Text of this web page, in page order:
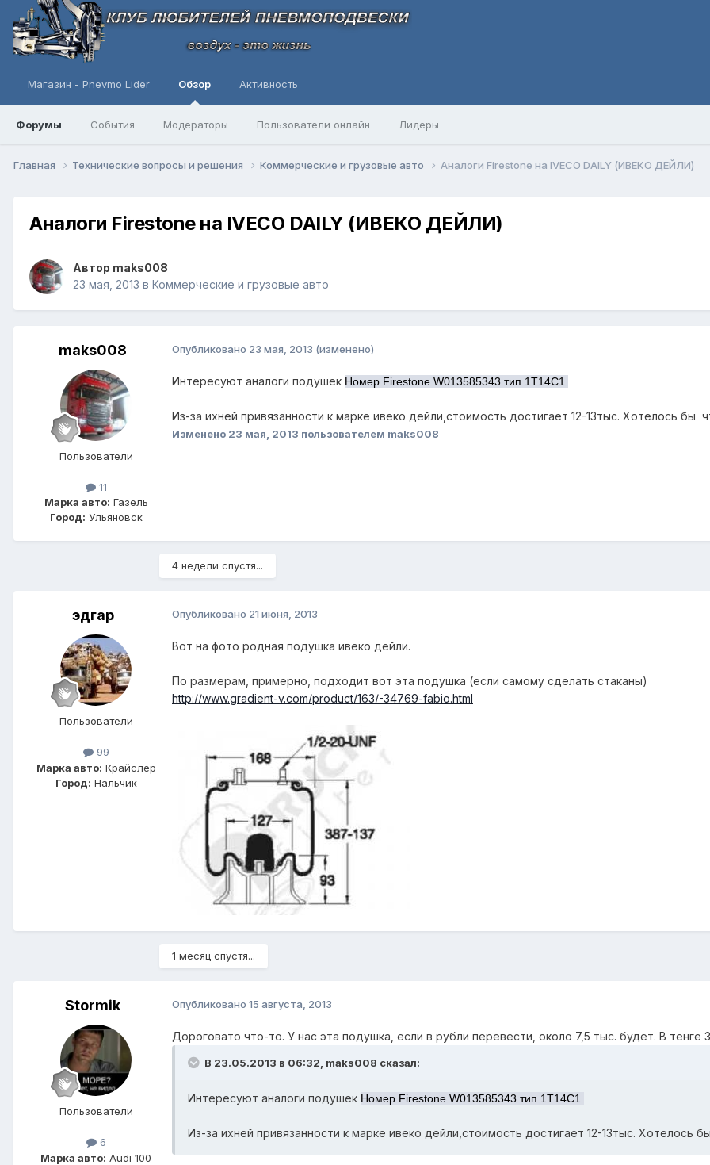
Магазин - Pnevmo Lider Обзор
Форумы События Модераторы Пользователи онлайн Лидеры
Активность
Главная Технические вопросы и решения Коммерческие и грузовые авто Аналоги Firestone на IVECO DAILY (ИВЕКО ДЕЙЛИ)
Аналоги Firestone на IVECO DAILY (ИВЕКО ДЕЙЛИ)
Автор maks008
23 мая, 2013 в Коммерческие и грузовые авто
maks008
Пользователи
11
Марка авто: Газель
Город: Ульяновск
Опубликовано 23 мая, 2013 (изменено)
Интересуют аналоги подушек Номер Firestone W013585343 тип 1T14C1
Из-за ихней привязанности к марке ивеко дейли,стоимость достигает 12-13тыс. Хотелось бы
Изменено 23 мая, 2013 пользователем maks008
4 недели спустя...
эдгар
Пользователи
99
Марка авто: Крайслер
Город: Нальчик
Опубликовано 21 июня, 2013
Вот на фото родная подушка ивеко дейли.
По размерам, примерно, подходит вот эта подушка (если самому сделать стаканы)
http://www.gradient-v.com/product/163/-34769-fabio.html
1 месяц спустя...
Stormik
Пользователи
6
Марка авто: Audi 100
Опубликовано 15 августа, 2013
Дороговато что-то. У нас эта подушка, если в рубли перевести, около 7,5 тыс. будет. В тенге
В 23.05.2013 в 06:32, maks008 сказал:
Интересуют аналоги подушек Номер Firestone W013585343 тип 1T14C1
Из-за ихней привязанности к марке ивеко дейли,стоимость достигает 12-13тыс. Хотелось